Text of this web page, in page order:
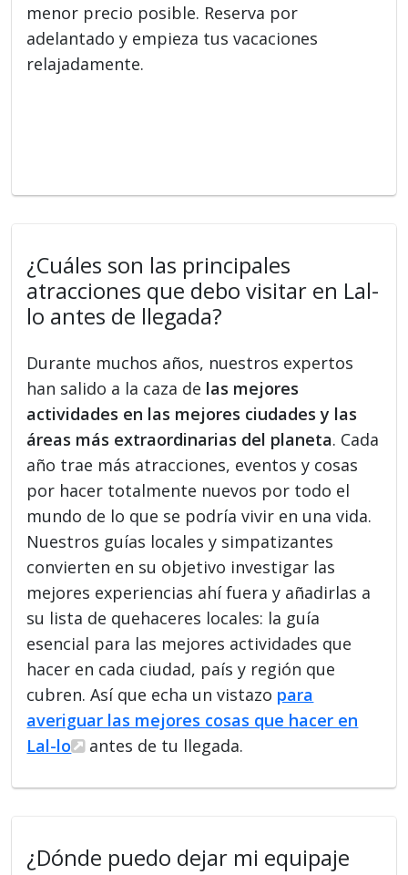
menor precio posible. Reserva por
adelantado y empieza tus vacaciones
relajadamente.
¿Cuáles son las principales
atracciones que debo visitar en Lal-
lo antes de llegada?
Durante muchos años, nuestros expertos
han salido a la caza de las mejores
actividades en las mejores ciudades y las
áreas más extraordinarias del planeta. Cada
año trae más atracciones, eventos y cosas
por hacer totalmente nuevos por todo el
mundo de lo que se podría vivir en una vida.
Nuestros guías locales y simpatizantes
convierten en su objetivo investigar las
mejores experiencias ahí fuera y añadirlas a
su lista de quehaceres locales: la guía
esencial para las mejores actividades que
hacer en cada ciudad, país y región que
cubren. Así que echa un vistazo para
averiguar las mejores cosas que hacer en
Lal-lo
antes de tu llegada.
¿Dónde puedo dejar mi equipaje